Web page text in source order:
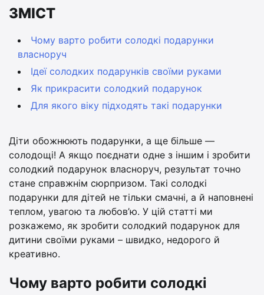
ЗМІСТ
Чому варто робити солодкі подарунки
власноруч
Ідеї солодких подарунків своїми руками
Як прикрасити солодкий подарунок
Для якого віку підходять такі подарунки
Діти обожнюють подарунки, а ще більше —
солодощі! А якщо поєднати одне з іншим і зробити
солодкий подарунок власноруч, результат точно
стане справжнім сюрпризом. Такі солодкі
подарунки для дітей не тільки смачні, а й наповнені
теплом, увагою та любов’ю. У цій статті ми
розкажемо, як зробити солодкий подарунок для
дитини своїми руками – швидко, недорого й
креативно.
Чому варто робити солодкі